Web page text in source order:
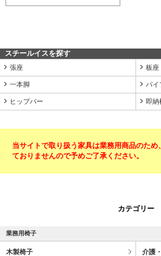
スチールイスを探す
張座 板座
一本脚 パイ
ヒップバー 即納
当サイトで取り扱う家具は業務用商品のた
ておりませんので予めご了承ください。
カテゴリー
業務用椅子
木製椅子 介護